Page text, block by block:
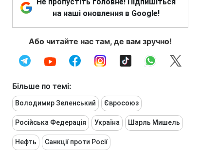
Не пропустіть головне! Підпишіться
на наші оновлення в Google!
Або читайте нас там, де вам зручно!
Більше по темі:
Володимир Зеленський Євросоюз
Російська Федерація Україна Шарль Мишель
Нефть Санкції проти Росії